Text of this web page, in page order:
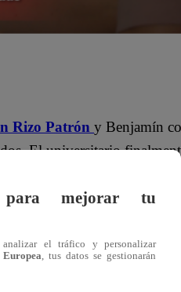
Rizo Patrón y Benjamín
El universitario
a que tuvo bastante
Benja”, comentó la hija de
para mejorar tu
el tráfico y personalizar
, tus datos se gestionarán